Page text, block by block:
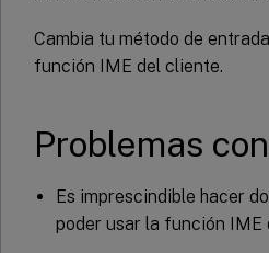
Cambia tu método de
función IME del cliente.
Problemas
Es imprescindible hacer
poder usar la función